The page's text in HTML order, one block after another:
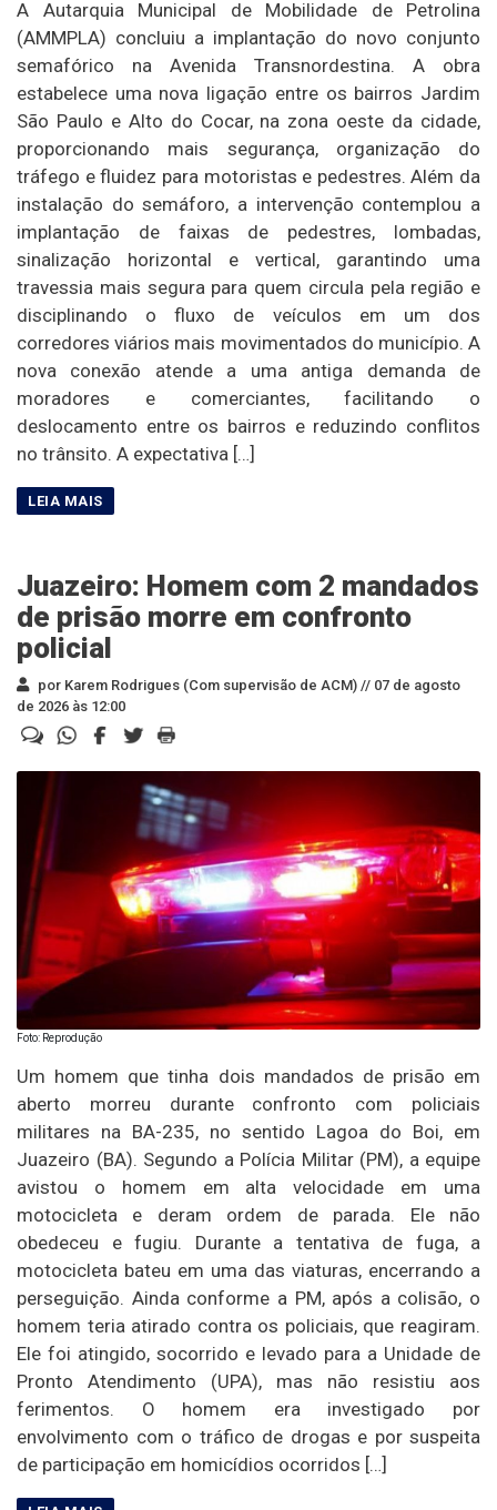
A Autarquia Municipal de Mobilidade de Petrolina
(AMMPLA) concluiu a implantação do novo conjunto
semafórico na Avenida Transnordestina. A obra
estabelece uma nova ligação entre os bairros Jardim
São Paulo e Alto do Cocar, na zona oeste da cidade,
proporcionando mais segurança, organização do
tráfego e fluidez para motoristas e pedestres. Além da
instalação do semáforo, a intervenção contemplou a
implantação de faixas de pedestres, lombadas,
sinalização horizontal e vertical, garantindo uma
travessia mais segura para quem circula pela região e
disciplinando o fluxo de veículos em um dos
corredores viários mais movimentados do município. A
nova conexão atende a uma antiga demanda de
moradores e comerciantes, facilitando o
deslocamento entre os bairros e reduzindo conflitos
no trânsito. A expectativa […]
Juazeiro: Homem com 2 mandados
de prisão morre em confronto
policial
por Karem Rodrigues (Com supervisão de ACM) // 07 de agosto
de 2026 às 12:00
Foto: Reprodução
Um homem que tinha dois mandados de prisão em
aberto morreu durante confronto com policiais
militares na BA-235, no sentido Lagoa do Boi, em
Juazeiro (BA). Segundo a Polícia Militar (PM), a equipe
avistou o homem em alta velocidade em uma
motocicleta e deram ordem de parada. Ele não
obedeceu e fugiu. Durante a tentativa de fuga, a
motocicleta bateu em uma das viaturas, encerrando a
perseguição. Ainda conforme a PM, após a colisão, o
homem teria atirado contra os policiais, que reagiram.
Ele foi atingido, socorrido e levado para a Unidade de
Pronto Atendimento (UPA), mas não resistiu aos
ferimentos. O homem era investigado por
envolvimento com o tráfico de drogas e por suspeita
de participação em homicídios ocorridos […]